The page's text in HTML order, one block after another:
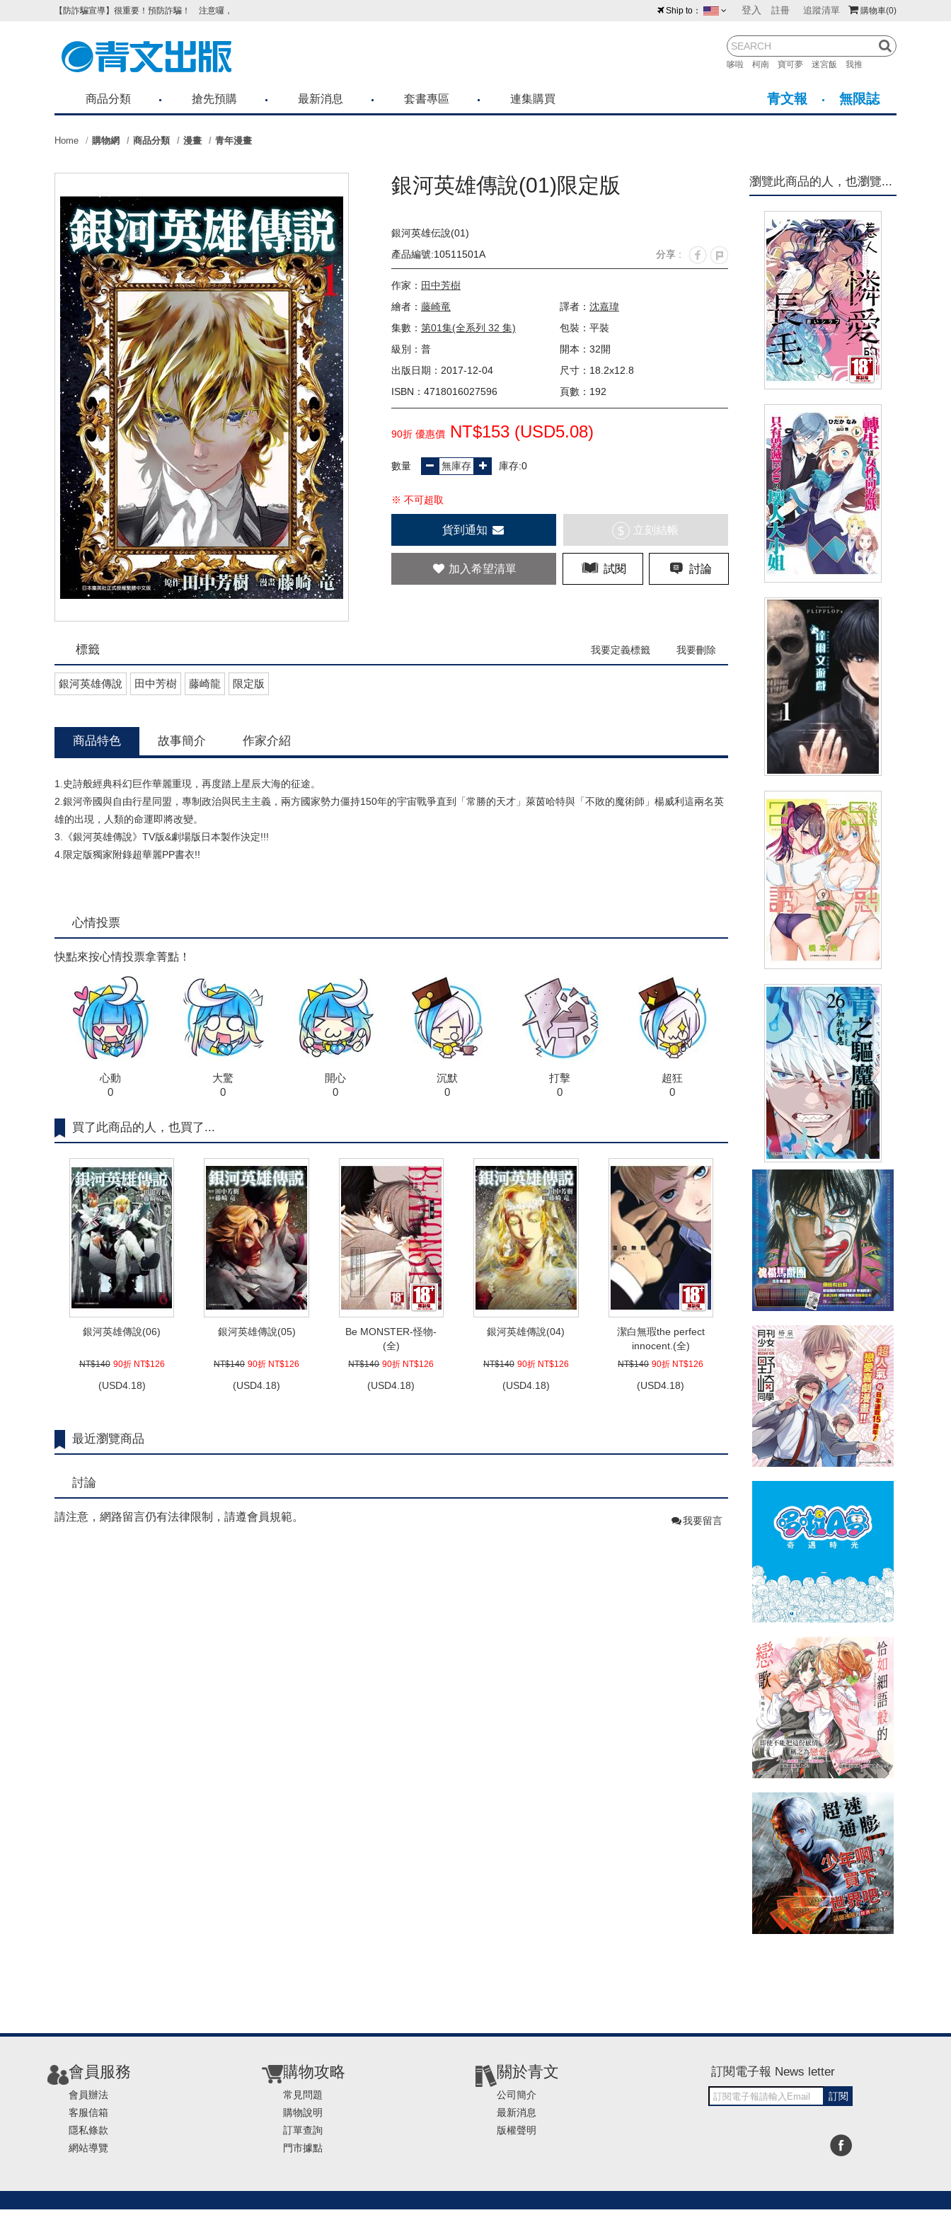
購物車(0)
登入 註冊 追蹤清單
哆啦 柯南 寶可夢 迷宮飯 我推
Ship to：
紐西蘭 馬來西亞
菲律賓
【防詐騙宣導】很重要！預防詐騙！ 注意囉，不要被騙了！請各位喜歡青文購物網的朋友們，提高警覺！
商品分類 搶先預購 最新消息 套書專區 連集購買 青文報 無限誌
Home 購物網 商品分類 漫畫 青年漫畫
銀河英雄傳說(01)限定版
銀河英雄伝說(01)
產品編號:10511501A
分享 :
作家： 田中芳樹
繪者： 藤崎竜 譯者： 沈嘉瑋
集數： 第01集(全系列 32 集)
包裝：平裝
級別：普
開本：32開
出版日期：2017-12-04
尺寸：18.2x12.8
ISBN：4718016027596
頁數：192
90折 優惠價 NT$153 (USD5.08)
數量 庫存:0
※ 不可超取
貨到通知 $ 立刻結帳
加入希望清單 試閱 討論
標籤 我要定義標籤 我要刪除
銀河英雄傳說 田中芳樹 藤崎龍 限定版
商品特色 故事簡介 作家介紹
1.史詩般經典科幻巨作華麗重現，再度踏上星辰大海的征途。
2.銀河帝國與自由行星同盟，專制政治與民主主義，兩方國家勢力僵持150年的宇宙戰爭直到「常勝的天才」萊茵哈特與「不敗的魔術師」楊威利這兩名英
雄的出現，人類的命運即將改變。
3.《銀河英雄傳說》TV版&劇場版日本製作決定!!!
4.限定版獨家附錄超華麗PP書衣!!
心情投票
快點來按心情投票拿菁點！
心動
0
大驚
0
開心
0
沉默
0
打擊
0
超狂
0
買了此商品的人，也買了...
銀河英雄傳說(06)
NT$140 90折 NT$126
(USD4.18)
銀河英雄傳說(05)
NT$140 90折 NT$126
(USD4.18)
Be MONSTER-怪物-
(全)
NT$140 90折 NT$126
(USD4.18)
銀河英雄傳說(04)
NT$140 90折 NT$126
(USD4.18)
潔白無瑕the perfect
innocent.(全)
NT$140 90折 NT$126
(USD4.18)
最近瀏覽商品
討論
請注意，網路留言仍有法律限制，請遵會員規範。 我要留言
瀏覽此商品的人，也瀏覽...
NT$140 90折 NT$126 (USD4.18)
轉生成女性向遊戲只有毀滅END
的壞人大小姐(06)
NT$140 90折 NT$126 USD4.18)
達爾文遊戲(01)
NT$99 91折 NT$90 (USD2.99)
2.5次元的誘惑(09)
NT$140 90折 NT$126 (USD4.18)
青之驅魔師(26)
NT$120 90折 NT$108 (USD3.59)
會員服務
會員辦法
客服信箱
隱私條款
網站導覽
購物攻略
常見問題
購物說明
訂單查詢
門市據點
關於青文
公司簡介
最新消息
版權聲明
訂閱電子報 News letter
訂閱